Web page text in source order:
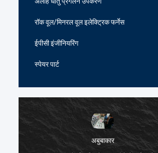
रॉक वूल/मिनरल वूल इलेक्ट्रिक फर्नेस
ईपीसी इंजीनियरिंग
स्पेयर पार्ट
अबुबाकार